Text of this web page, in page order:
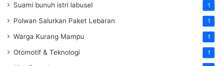
Suami bunuh istri labusel 1
Polwan Salurkan Paket Lebaran 1
Warga Kurang Mampu 1
Otomotif & Teknologi 1